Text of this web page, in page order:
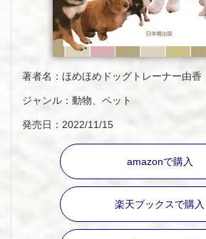
著者名：ほめほめドッグトレーナー由香
ジャンル：動物、ペット
発売日：2022/11/15
amazonで購入
楽天ブックスで購入